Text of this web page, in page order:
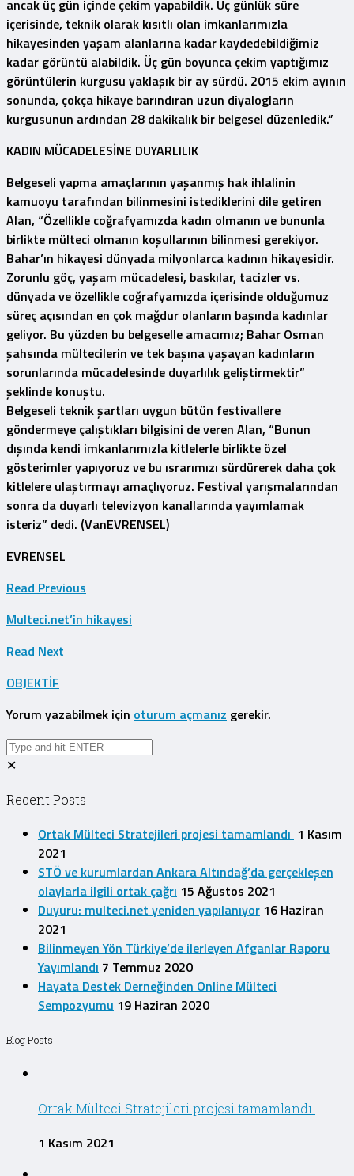
ancak üç gün içinde çekim yapabildik. Üç günlük süre
içerisinde, teknik olarak kısıtlı olan imkanlarımızla
hikayesinden yaşam alanlarına kadar kaydedebildiğimiz
kadar görüntü alabildik. Üç gün boyunca çekim yaptığımız
görüntülerin kurgusu yaklaşık bir ay sürdü. 2015 ekim ayının
sonunda, çokça hikaye barındıran uzun diyalogların
kurgusunun ardından 28 dakikalık bir belgesel düzenledik.”
KADIN MÜCADELESİNE DUYARLILIK
Belgeseli yapma amaçlarının yaşanmış hak ihlalinin
kamuoyu tarafından bilinmesini istediklerini dile getiren
Alan, “Özellikle coğrafyamızda kadın olmanın ve bununla
birlikte mülteci olmanın koşullarının bilinmesi gerekiyor.
Bahar’ın hikayesi dünyada milyonlarca kadının hikayesidir.
Zorunlu göç, yaşam mücadelesi, baskılar, tacizler vs.
dünyada ve özellikle coğrafyamızda içerisinde olduğumuz
süreç açısından en çok mağdur olanların başında kadınlar
geliyor. Bu yüzden bu belgeselle amacımız; Bahar Osman
şahsında mültecilerin ve tek başına yaşayan kadınların
sorunlarında mücadelesinde duyarlılık geliştirmektir”
şeklinde konuştu.
Belgeseli teknik şartları uygun bütün festivallere
göndermeye çalıştıkları bilgisini de veren Alan, “Bunun
dışında kendi imkanlarımızla kitlelerle birlikte özel
gösterimler yapıyoruz ve bu ısrarımızı sürdürerek daha çok
kitlelere ulaştırmayı amaçlıyoruz. Festival yarışmalarından
sonra da duyarlı televizyon kanallarında yayımlamak
isteriz” dedi. (VanEVRENSEL)
EVRENSEL
Read Previous
Multeci.net’in hikayesi
Read Next
OBJEKTİF
Yorum yazabilmek için oturum açmanız gerekir.
✕
Recent Posts
Ortak Mülteci Stratejileri projesi tamamlandı 1 Kasım
2021
STÖ ve kurumlardan Ankara Altındağ’da gerçekleşen
olaylarla ilgili ortak çağrı 15 Ağustos 2021
Duyuru: multeci.net yeniden yapılanıyor 16 Haziran
2021
Bilinmeyen Yön Türkiye’de ilerleyen Afganlar Raporu
Yayımlandı 7 Temmuz 2020
Hayata Destek Derneğinden Online Mülteci
Sempozyumu 19 Haziran 2020
Blog Posts
Ortak Mülteci Stratejileri projesi tamamlandı
1 Kasım 2021